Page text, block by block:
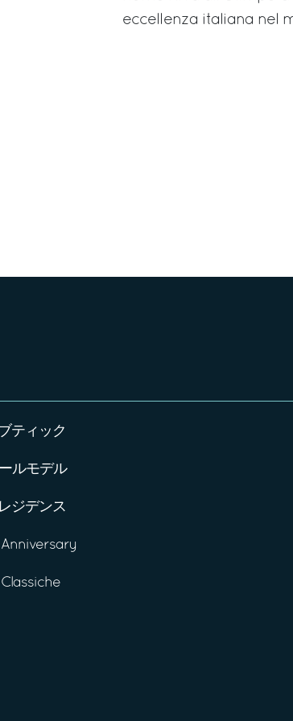
eccellenza italiana nel
ティック
ルモデル
ジデンス
Anniversary